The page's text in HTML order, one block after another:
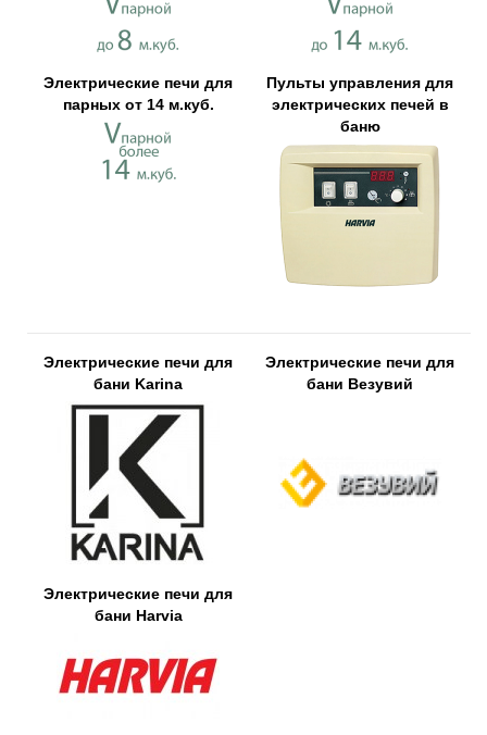
Электрические печи для
парных от 14 м.куб.
Пульты управления для
электрических печей в
баню
Электрические печи для
бани Karina
Электрические печи для
бани Везувий
Электрические печи для
бани Harvia